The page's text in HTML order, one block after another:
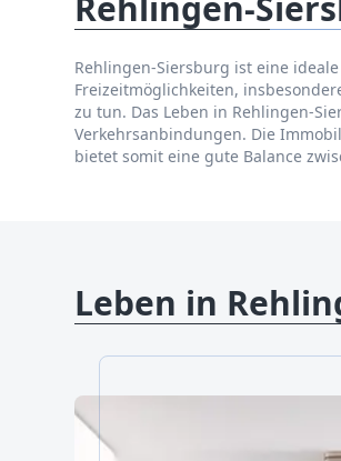
Rehlingen-Siersburg ist eine
Freizeitmöglichkeiten,
zu tun. Das Leben in Rehlingen-
Verkehrsanbindungen. Die
bietet somit eine gute Balance
Leben in